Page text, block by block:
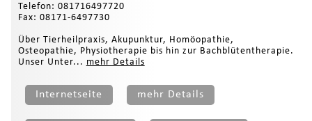
Telefon: 081716497720
Fax: 08171-6497730
Über Tierheilpraxis, Akupunktur, Homöopathie,
Osteopathie, Physiotherapie bis hin zur Bachblütentherapie.
Unser Unter... mehr Details
Internetseite mehr Details